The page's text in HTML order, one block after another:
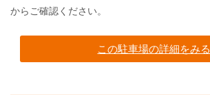
からご確認ください。
この駐車場の詳細をみる